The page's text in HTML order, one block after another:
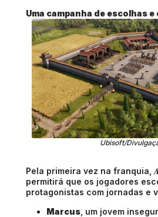
Uma campanha de escolhas
Ubisoft/
Pela primeira vez na franquia,
permitirá que os jogadores
protagonistas com jornadas e
Marcus , um jovem